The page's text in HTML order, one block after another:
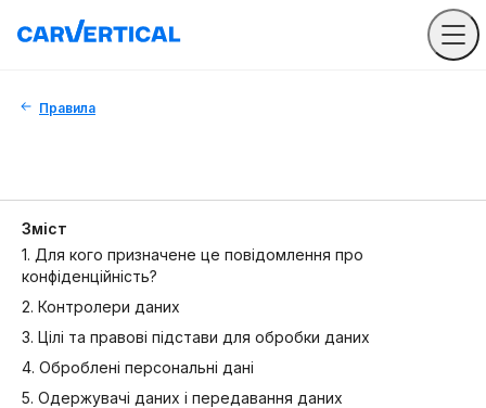
Правила
Зміст
1. Для кого призначене це повідомлення про
конфіденційність?
2. Контролери даних
3. Цілі та правові підстави для обробки даних
4. Оброблені персональні дані
5. Одержувачі даних і передавання даних